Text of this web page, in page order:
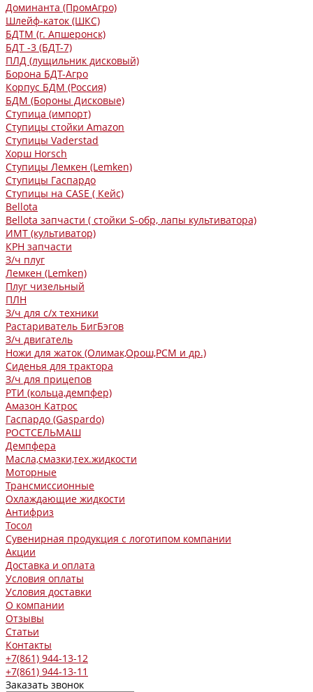
Доминанта (ПромАгро)
Шлейф-каток (ШКС)
БДТМ (г. Апшеронск)
БДТ -3 (БДТ-7)
ПЛД (лущильник дисковый)
Борона БДТ-Агро
Корпус БДМ (Россия)
БДМ (Бороны Дисковые)
Ступица (импорт)
Ступицы стойки Amazon
Ступицы Vaderstad
Хорш Horsch
Ступицы Лемкен (Lemken)
Ступицы Гаспардо
Ступицы на CASE ( Кейс)
Bellota
Bellota запчасти ( стойки S-обр, лапы культиватора)
ИМТ (культиватор)
КРН запчасти
З/ч плуг
Лемкен (Lemken)
Плуг чизельный
ПЛН
З/ч для с/х техники
Растариватель БигБэгов
З/ч двигатель
Ножи для жаток (Олимак,Орош,РСМ и др.)
Сиденья для трактора
З/ч для прицепов
РТИ (кольца,демпфер)
Амазон Катрос
Гаспардо (Gaspardo)
РОСТСЕЛЬМАШ
Демпфера
Масла,смазки,тех.жидкости
Моторные
Трансмиссионные
Охлаждающие жидкости
Антифриз
Тосол
Сувенирная продукция с логотипом компании
Акции
Доставка и оплата
Условия оплаты
Условия доставки
О компании
Отзывы
Статьи
Контакты
+7(861) 944-13-12
+7(861) 944-13-11
Заказать звонок